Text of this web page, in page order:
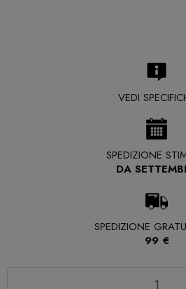
VEDI
SPEDIZIONE
DA
SPEDIZIONE
99 €